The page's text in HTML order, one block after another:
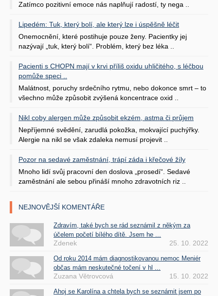
Zatímco pozitivní emoce nás naplňují radostí, ty nega ..
Lipedém: Tuk, který bolí, ale který lze i úspěšně léčit
Onemocnění, které postihuje pouze ženy. Pacientky jej
nazývají „tuk, který bolí“. Problém, který bez léka ..
Pacienti s CHOPN mají v krvi příliš oxidu uhličitého, s léčbou
pomůže speci ..
Malátnost, poruchy srdečního rytmu, nebo dokonce smrt – to
všechno může způsobit zvýšená koncentrace oxid ..
Nikl coby alergen může způsobit ekzém, astma či průjem
Nepříjemné svědění, zarudlá pokožka, mokvající puchýřky.
Alergie na nikl se však zdaleka nemusí projevit ..
Pozor na sedavé zaměstnání, trápí záda i křečové žíly
Mnoho lidí svůj pracovní den doslova „prosedí“. Sedavé
zaměstnání ale sebou přináší mnoho zdravotních riz ..
NEJNOVĚJŠÍ KOMENTÁŘE
Zdravím, také bych se rád seznámil z někým za
účelem početí bílého dítě. Jsem he ...
Zdenek 25. 10. 2022
Od roku 2014 mám diagnostikovanou nemoc Meniér
občas mám neskutečné točení v hl ...
Zuzana Větrovcová 15. 10. 2022
Ahoj se Karolína a chtela bych se seznámit jsem po